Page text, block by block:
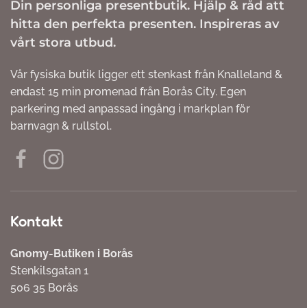
Din personliga presentbutik. Hjälp & råd att
hitta den perfekta presenten. Inspireras av
vårt stora utbud.
Vår fysiska butik ligger ett stenkast från Knalleland &
endast 15 min promenad från Borås City. Egen
parkering med anpassad ingång i markplan för
barnvagn & rullstol.
Kontakt
Gnomy-Butiken i Borås
Stenkilsgatan 1
506 35 Borås